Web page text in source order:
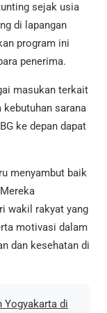
sejak usia
di lapangan
program ini
penerima.
masukan terkait
sarana
ke depan dapat
menyambut baik
wakil rakyat yang
motivasi dalam
dan kesehatan di
Yogyakarta di